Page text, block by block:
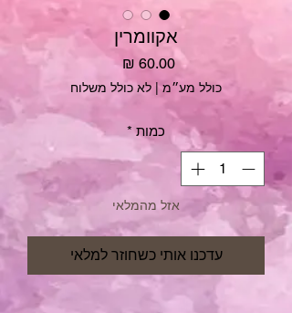
אקוומרין
‏60.00 ‏₪ מחיר
כולל מע״מ| לא כולל משלוח
כמות *
אזל מהמלאי
עדכנו אותי כשחוזר למלאי